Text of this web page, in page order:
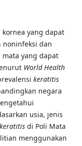
yang dapat
noninfeksi dan
mata yang dapat
World Health
keratitis
negara
usia, jenis
keratitisdi Poli Mata
menggunakan